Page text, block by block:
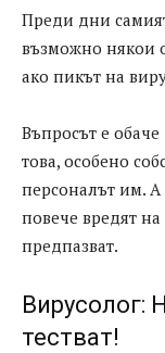
Преди дни
възможно някои
ако пикът на
Въпросът е
това, особено
персоналът им. А
повече вредят
предпазват.
Вирусолог:
тестват!